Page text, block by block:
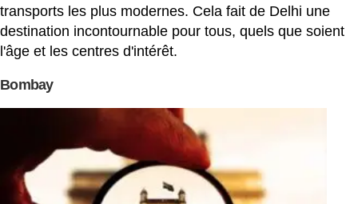
transports les plus modernes. Cela fait de Delhi une
destination incontournable pour tous, quels que soient
l'âge et les centres d'intérêt.
Bombay